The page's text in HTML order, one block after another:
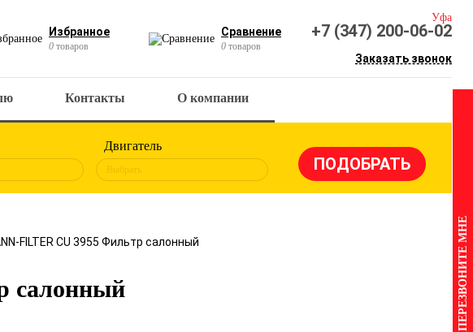
Избранное
0 товаров
Сравнение
0 товаров
Уфа
+7 (347) 200-06-02
Заказать звонок
Контакты О компании
Двигатель
Выбрать
FILTER CU 3955 Фильтр салонный
салонный ПЕРЕЗВОНИТЕ МНЕ